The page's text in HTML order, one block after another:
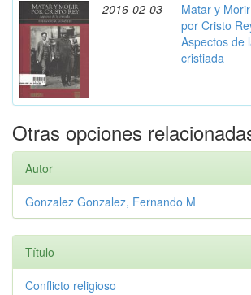
2016-02-03
Matar y Morir
por Cristo
Aspectos de
cristiada
Otras opciones
Autor
Gonzalez Gonzalez, Fernando M
Título
Conflicto religioso